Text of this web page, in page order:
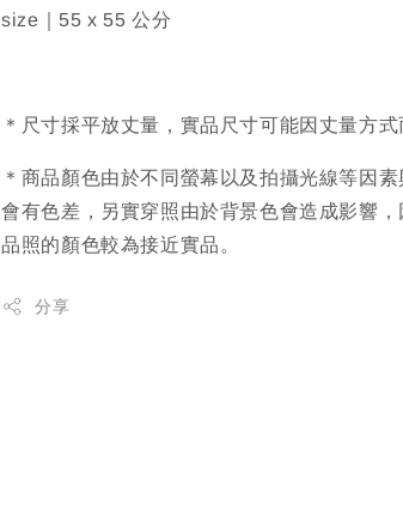
size｜55 x 55 公分
＊尺寸採平放丈量，實品尺寸可能因丈量方式
＊商品顏色由於不同螢幕以及拍攝光線等因
會有色差，另實穿照由於背景色會造成影響
品照的顏色較為接近實品。
分享